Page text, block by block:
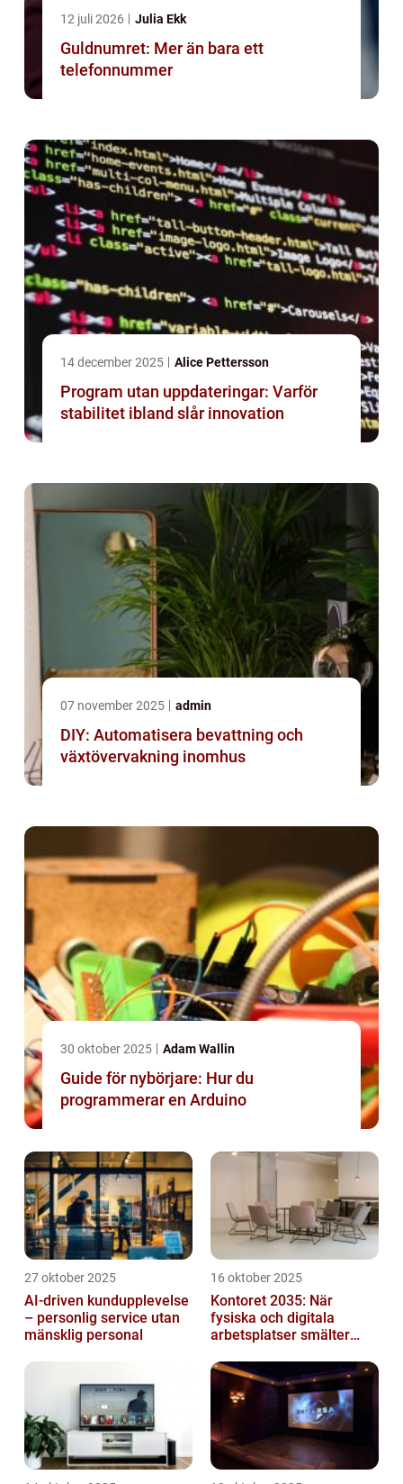
12 juli 2026 Julia Ekk
Guldnumret: Mer än bara ett
telefonnummer
14 december 2025 Alice Pettersson
Program utan uppdateringar: Varför
stabilitet ibland slår innovation
07 november 2025 admin
DIY: Automatisera bevattning och
växtövervakning inomhus
30 oktober 2025 Adam Wallin
Guide för nybörjare: Hur du
programmerar en Arduino
27 oktober 2025
AI-driven kundupplevelse
– personlig service utan
mänsklig personal
16 oktober 2025
Kontoret 2035: När
fysiska och digitala
arbetsplatser smälter